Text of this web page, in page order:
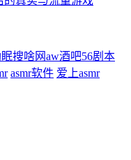
搜啥网aw酒吧56剧本
asmr软件 爱上asmr